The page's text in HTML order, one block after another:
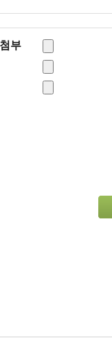
부